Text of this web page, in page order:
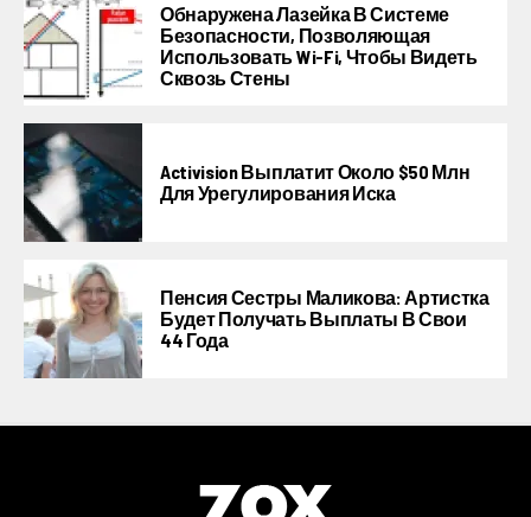
Обнаружена Лазейка В Системе
Безопасности, Позволяющая
Использовать Wi-Fi, Чтобы Видеть
Сквозь Стены
Activision Выплатит Около $50 Млн
Для Урегулирования Иска
Пенсия Сестры Маликова: Артистка
Будет Получать Выплаты В Свои
44 Года